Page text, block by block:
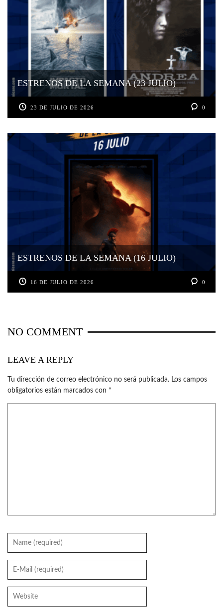
ESTRENOS DE LA SEMANA (23 JULIO)
23 DE JULIO DE 2026 0
ESTRENOS DE LA SEMANA (16 JULIO)
16 DE JULIO DE 2026 0
NO COMMENT
LEAVE A REPLY
Tu dirección de correo electrónico no será publicada. Los campos
obligatorios están marcados con *